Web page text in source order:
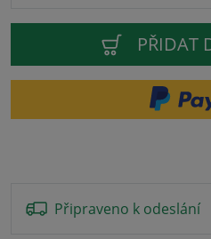
PŘIDAT
Připraveno k odeslání